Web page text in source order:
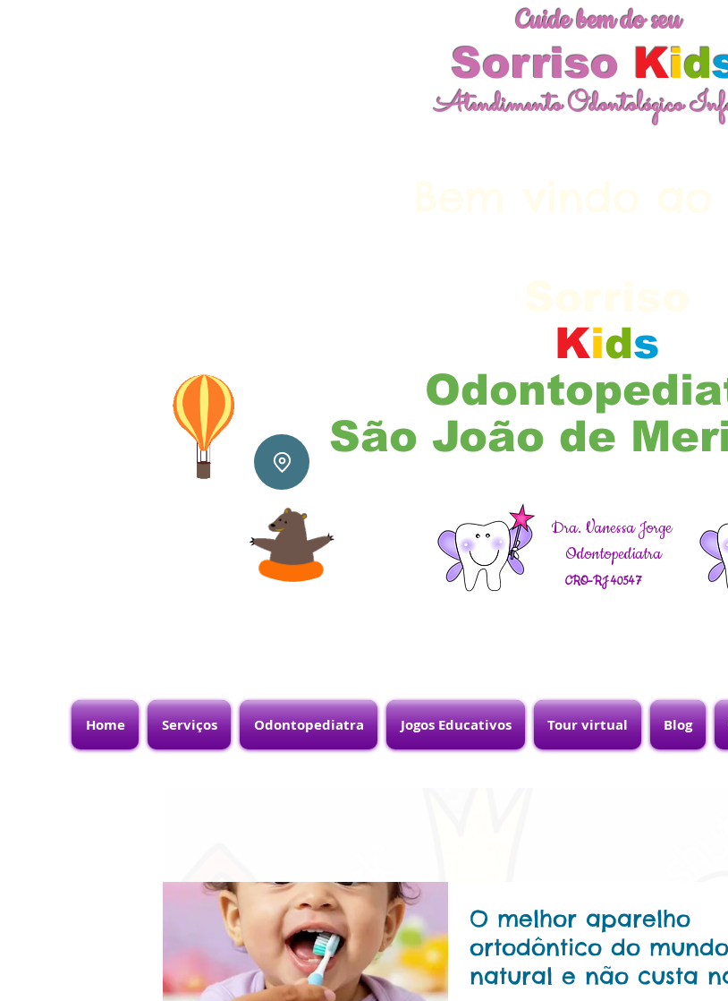
Cuide bem do seu
Sorriso Kid
Atendimento Odontológico
Kids
São João de
Dra. Vanessa Jorge
Odontopediatra
CRO-RJ 40547
Home Serviços Odontopediatra Jogos Educativos Tour virtual Blog
O melhor aparelho
ortodôntico do
natural e não custa